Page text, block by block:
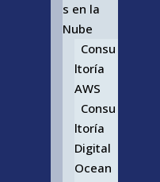
s en la
Nube
Consu
ltoría
AWS
Consu
ltoría
Digital
Ocean